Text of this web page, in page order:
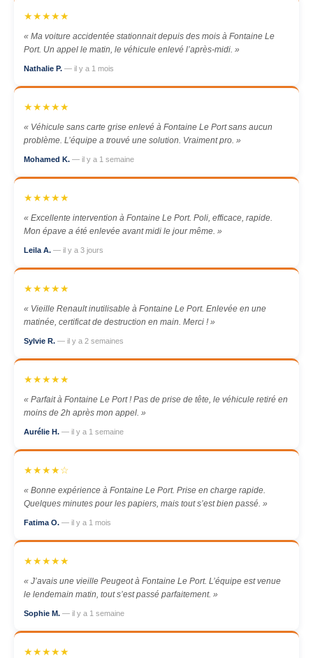
★★★★★
« Ma voiture accidentée stationnait depuis des mois à Fontaine Le
Port. Un appel le matin, le véhicule enlevé l’après-midi. »
Nathalie P. — il y a 1 mois
★★★★★
« Véhicule sans carte grise enlevé à Fontaine Le Port sans aucun
problème. L’équipe a trouvé une solution. Vraiment pro. »
Mohamed K. — il y a 1 semaine
★★★★★
« Excellente intervention à Fontaine Le Port. Poli, efficace, rapide.
Mon épave a été enlevée avant midi le jour même. »
Leila A. — il y a 3 jours
★★★★★
« Vieille Renault inutilisable à Fontaine Le Port. Enlevée en une
matinée, certificat de destruction en main. Merci ! »
Sylvie R. — il y a 2 semaines
★★★★★
« Parfait à Fontaine Le Port ! Pas de prise de tête, le véhicule retiré en
moins de 2h après mon appel. »
Aurélie H. — il y a 1 semaine
★★★★☆
« Bonne expérience à Fontaine Le Port. Prise en charge rapide.
Quelques minutes pour les papiers, mais tout s’est bien passé. »
Fatima O. — il y a 1 mois
★★★★★
« J’avais une vieille Peugeot à Fontaine Le Port. L’équipe est venue
le lendemain matin, tout s’est passé parfaitement. »
Sophie M. — il y a 1 semaine
★★★★★